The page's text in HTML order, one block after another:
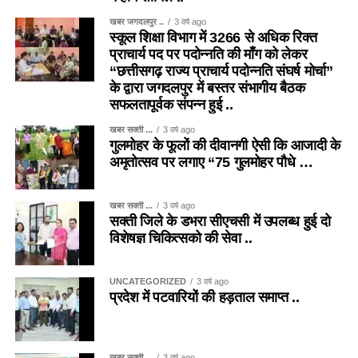
खबर जगदलपुर .. 3 वर्ष ago
स्कूल शिक्षा विभाग में 3266 से अधिक रिक्त
प्राचार्य पद पर पदोन्नति की माँग को लेकर
“छत्तीसगढ़ राज्य प्राचार्य पदोन्नति संघर्ष मोर्चा”
के द्वारा जगदलपुर में बस्तर संभागीय बैठक
सफलतापूर्वक संपन्न हुई ..
खबर सक्ती ... 3 वर्ष ago
गुलमोहर के फूलों की दीवानगी ऐसी कि आजादी के
अमृतोत्सव पर लगाए “75 गुलमोहर पौधे …
खबर सक्ती ... 3 वर्ष ago
सक्ती जिले के डभरा सीएचसी में उपलब्ध हुई दो
विशेषज्ञ चिकित्सको की सेवा ..
UNCATEGORIZED 3 वर्ष ago
प्रदेश में पटवारियों की हड़ताल समाप्त ..